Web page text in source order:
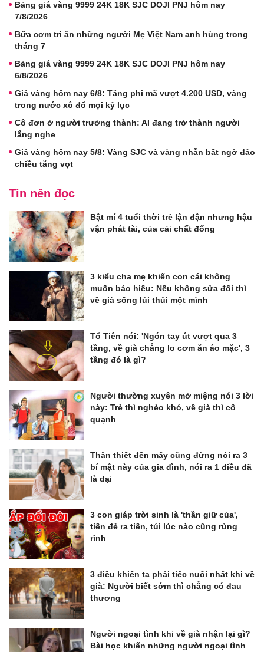
Bảng giá vàng 9999 24K 18K SJC DOJI PNJ hôm nay
7/8/2026
Bữa cơm tri ân những người Mẹ Việt Nam anh hùng trong
tháng 7
Bảng giá vàng 9999 24K 18K SJC DOJI PNJ hôm nay
6/8/2026
Giá vàng hôm nay 6/8: Tăng phi mã vượt 4.200 USD, vàng
trong nước xô đổ mọi kỷ lục
Cô đơn ở người trưởng thành: AI đang trở thành người
lắng nghe
Giá vàng hôm nay 5/8: Vàng SJC và vàng nhẫn bất ngờ đảo
chiều tăng vọt
Tin nên đọc
Bật mí 4 tuổi thời trẻ lận đận nhưng hậu
vận phát tài, của cải chất đống
3 kiểu cha mẹ khiến con cái không
muốn báo hiếu: Nếu không sửa đổi thì
về già sống lủi thủi một mình
Tổ Tiên nói: 'Ngón tay út vượt qua 3
tầng, về già chẳng lo cơm ăn áo mặc', 3
tầng đó là gì?
Người thường xuyên mở miệng nói 3 lời
này: Trẻ thì nghèo khó, về già thì cô
quạnh
Thân thiết đến mấy cũng đừng nói ra 3
bí mật này của gia đình, nói ra 1 điều đã
là dại
3 con giáp trời sinh là 'thần giữ của',
tiền đẻ ra tiền, túi lúc nào cũng rủng
rỉnh
3 điều khiến ta phải tiếc nuối nhất khi về
già: Người biết sớm thì chẳng có đau
thương
Người ngoại tình khi về già nhận lại gì?
Bài học khiến những người ngoại tình